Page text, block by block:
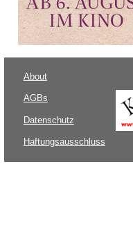
About
AGBs
Datenschutz
Haftungsausschluss